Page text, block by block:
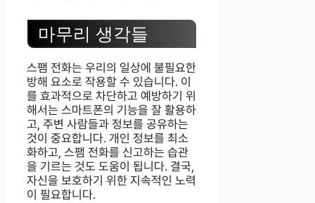
마무리 생각들
스팸 전화는 우리의 일상에 불필요한
방해 요소로 작용할 수 있습니다. 이
를 효과적으로 차단하고 예방하기 위
해서는 스마트폰의 기능을 잘 활용하
고, 주변 사람들과 정보를 공유하는
것이 중요합니다. 개인 정보를 최소
화하고, 스팸 전화를 신고하는 습관
을 기르는 것도 도움이 됩니다. 결국,
자신을 보호하기 위한 지속적인 노력
이 필요합니다.